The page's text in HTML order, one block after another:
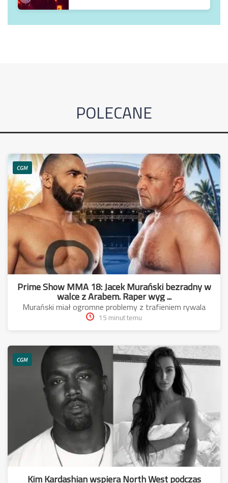
POLECANE
CGM
Prime Show MMA 18: Jacek Murański bezradny w
walce z Arabem. Raper wyg ...
Murański miał ogromne problemy z trafieniem rywala
15 minut temu
CGM
Kim Kardashian wspiera North West podczas